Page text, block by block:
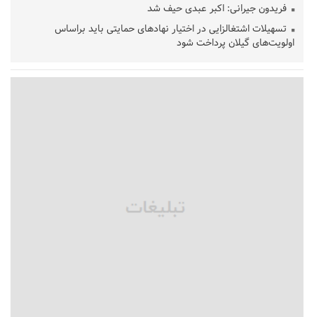
فریدون جیرانی: اکبر عبدی حیف شد
تسهیلات اشتغالزایی در اختیار نهادهای حمایتی باید براساس
اولویت‌های گیلان پرداخت شود
قلعه‌نویی مشخص شد